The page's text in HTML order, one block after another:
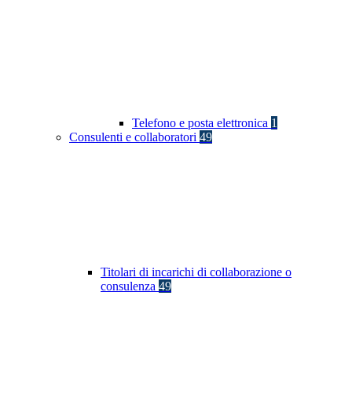
Telefono e posta elettronica 1
Consulenti e collaboratori 49
Titolari di incarichi di collaborazione o
consulenza 49